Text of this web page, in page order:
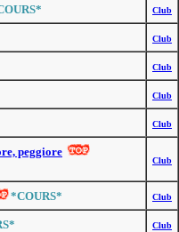
Club
Club
Club
Club
Club
peggiore
Club
*COURS* Club
Club